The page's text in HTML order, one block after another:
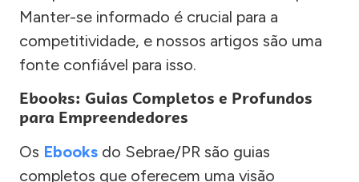
Manter-se informado é crucial para a
competitividade, e nossos artigos são uma
fonte confiável para isso.
Ebooks: Guias Completos e Profundos
para Empreendedores
Os Ebooks do Sebrae/PR são guias
completos que oferecem uma visão